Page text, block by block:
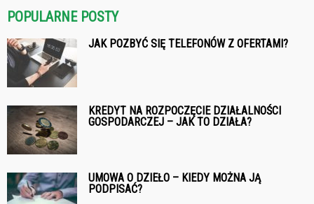
POPULARNE POSTY
JAK POZBYĆ SIĘ TELEFONÓW Z OFERTAMI?
KREDYT NA ROZPOCZĘCIE DZIAŁALNOŚCI
GOSPODARCZEJ – JAK TO DZIAŁA?
UMOWA O DZIEŁO – KIEDY MOŻNA JĄ
PODPISAĆ?